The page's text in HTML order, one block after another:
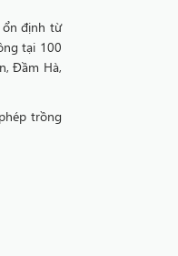
ổn định từ
tại 100
Đầm Hà,
trồng